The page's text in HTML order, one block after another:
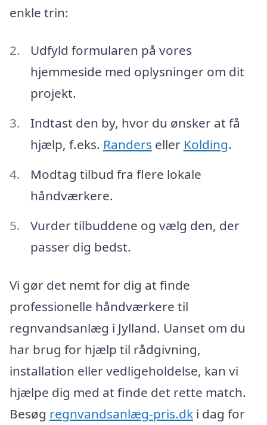
enkle trin:
Udfyld formularen på vores
hjemmeside med oplysninger om dit
projekt.
Indtast den by, hvor du ønsker at få
hjælp, f.eks. Randers eller Kolding.
Modtag tilbud fra flere lokale
håndværkere.
Vurder tilbuddene og vælg den, der
passer dig bedst.
Vi gør det nemt for dig at finde
professionelle håndværkere til
regnvandsanlæg i Jylland. Uanset om du
har brug for hjælp til rådgivning,
installation eller vedligeholdelse, kan vi
hjælpe dig med at finde det rette match.
Besøg regnvandsanlæg-pris.dk i dag for